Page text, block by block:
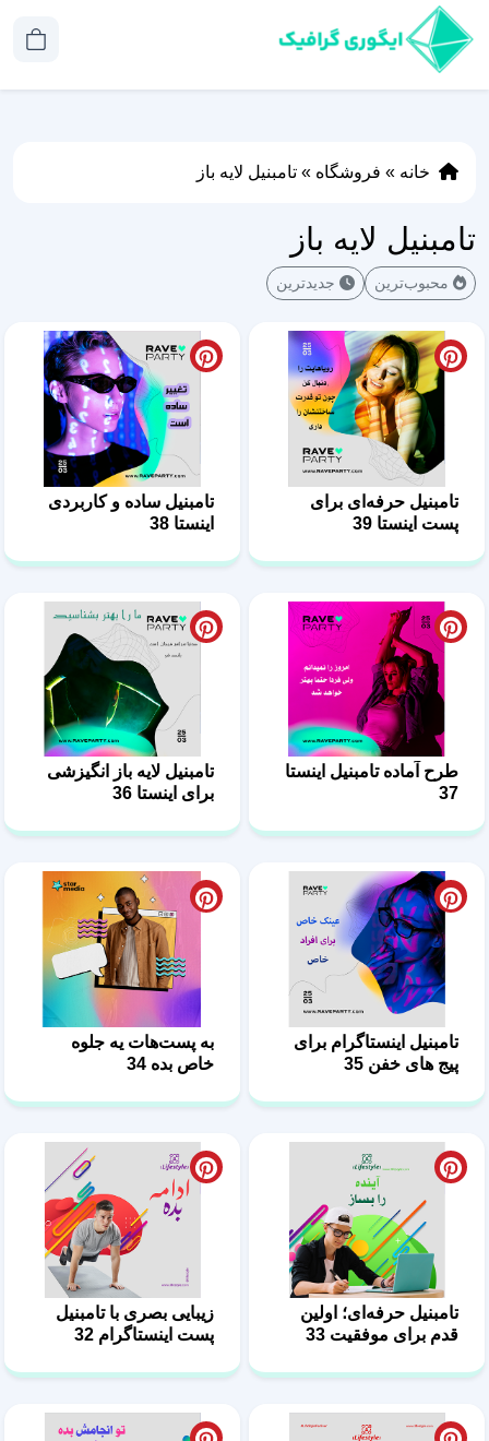
خانه » فروشگاه » تامبنیل لایه باز
تامبنیل لایه باز
محبوب‌ترین جدیدترین
تامبنیل حرفه‌ای برای
پست اینستا 39
تامبنیل ساده و کاربردی
اینستا 38
طرح آماده تامبنیل اینستا
37
تامبنیل لایه باز انگیزشی
برای اینستا 36
تامبنیل اینستاگرام برای
پیج های خفن 35
به پست‌هات یه جلوه
خاص بده 34
تامبنیل حرفه‌ای؛ اولین
قدم برای موفقیت 33
زیبایی بصری با تامبنیل
پست اینستاگرام 32